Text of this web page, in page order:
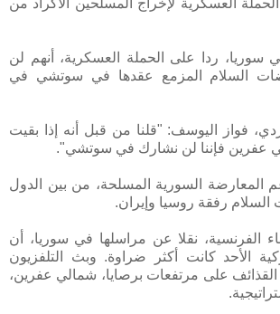
سوريا، ردا على الحملة العسكرية، أنهم لن
السلام المزمع عقدها في سوتشي في
فواز اليوسف: "قلنا من قبل أنه إذا بقيت
عفرين فإننا لن نشارك في سوتشي".
المعارضة السورية المسلحة، من بين الدول
رفقة روسيا وإيران.
الفرنسية، نقلا عن مراسلها في سوريا، أن
الأحد كانت أكثر ضراوة. وبث التلفزيون
على مرتفعات برصايا، شمالي عفرين،